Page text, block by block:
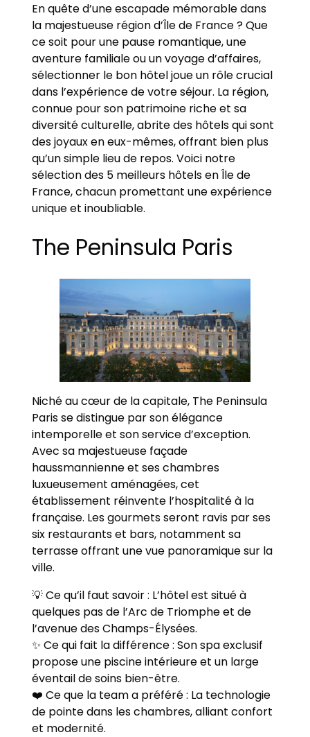
En quête d’une escapade mémorable dans
la majestueuse région d’Île de France ? Que
ce soit pour une pause romantique, une
aventure familiale ou un voyage d’affaires,
sélectionner le bon hôtel joue un rôle crucial
dans l’expérience de votre séjour. La région,
connue pour son patrimoine riche et sa
diversité culturelle, abrite des hôtels qui sont
des joyaux en eux-mêmes, offrant bien plus
qu’un simple lieu de repos. Voici notre
sélection des 5 meilleurs hôtels en Île de
France, chacun promettant une expérience
unique et inoubliable.
The Peninsula Paris
Niché au cœur de la capitale, The Peninsula
Paris se distingue par son élégance
intemporelle et son service d’exception.
Avec sa majestueuse façade
haussmannienne et ses chambres
luxueusement aménagées, cet
établissement réinvente l’hospitalité à la
française. Les gourmets seront ravis par ses
six restaurants et bars, notamment sa
terrasse offrant une vue panoramique sur la
ville.
💡 Ce qu’il faut savoir : L’hôtel est situé à
quelques pas de l’Arc de Triomphe et de
l’avenue des Champs-Élysées.
✨ Ce qui fait la différence : Son spa exclusif
propose une piscine intérieure et un large
éventail de soins bien-être.
❤️ Ce que la team a préféré : La technologie
de pointe dans les chambres, alliant confort
et modernité.